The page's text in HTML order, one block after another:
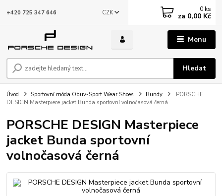
Menu
CZK
Hledat
+420 725 347 646 0 ks
za 0,00 Kč
Úvod Sportovní móda Obuv-Sport Wear Shoes Bundy
PORSCHE
DESIGN Masterpiece jacket Bunda sportovní volnočasová černá
PORSCHE DESIGN Masterpiece
jacket Bunda sportovní
volnočasová černá